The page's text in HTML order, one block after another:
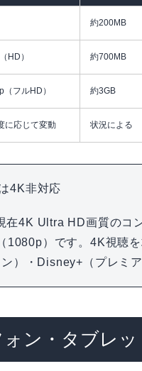
約200MB
HD） 約700MB
フルHD） 約3GB
に応じて変動 状況による
4K非対応
在4K Ultra HD画質のコ
1080p）です。4K視聴
ン）・Disney+（プレミ
ン・タブレ